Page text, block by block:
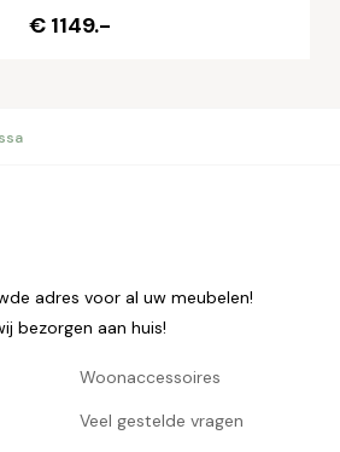
€ 1149.-
adres voor al uw meubelen!
bezorgen aan huis!
Woonaccessoires
Veel gestelde vragen